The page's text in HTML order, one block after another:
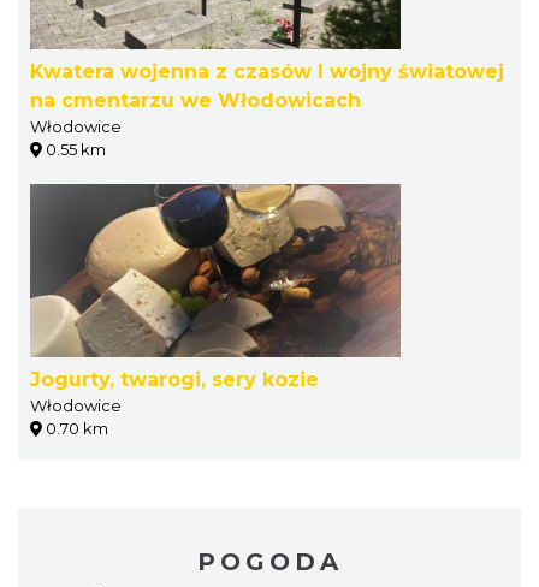
Kwatera wojenna z czasów I wojny światowej
na cmentarzu we Włodowicach
Włodowice
0.55 km
Jogurty, twarogi, sery kozie
Włodowice
0.70 km
POGODA